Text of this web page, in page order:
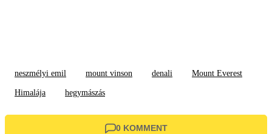
neszmélyi emil mount vinson denali Mount Everest
Himalája hegymászás
0 KOMMENT